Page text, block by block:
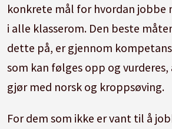
konkrete mål for hvordan jobbe
i alle klasserom. Den beste
dette på, er gjennom
som kan følges opp og vurderes,
gjør med norsk og kroppsøving.
For dem som ikke er vant til å